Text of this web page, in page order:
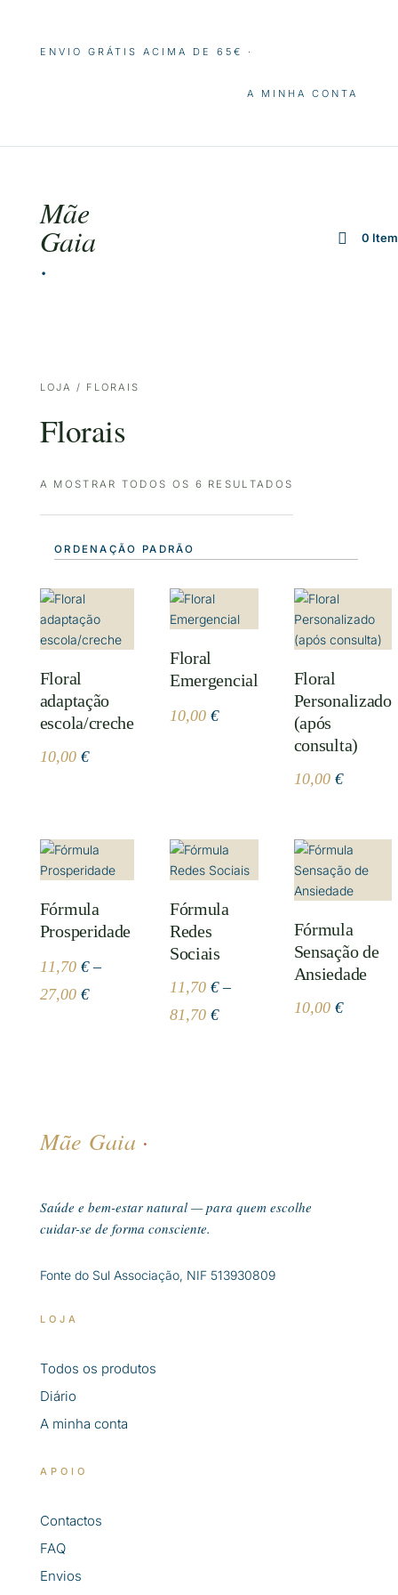
ENVIO GRÁTIS ACIMA DE 65€ ·
A MINHA CONTA
Mãe
Gaia
·
0
LOJA / FLORAIS
Florais
A MOSTRAR TODOS OS 6 RESULTADOS
Floral
adaptação
escola/creche
10,00 €
Floral
Emergencial
10,00 €
Floral
Personalizado
(após
consulta)
10,00 €
Fórmula
Prosperidade
11,70 € –
27,00 €Price
Fórmula
Redes
Sociais
11,70 € –
81,70 €Price
Fórmula
Sensação de
Ansiedade
10,00 €
Mãe Gaia ·
Saúde e bem-estar natural — para quem escolhe
cuidar-se de forma consciente.
Fonte do Sul Associação, NIF 513930809
LOJA
Todos os produtos
Diário
A minha conta
APOIO
Contactos
FAQ
Envios